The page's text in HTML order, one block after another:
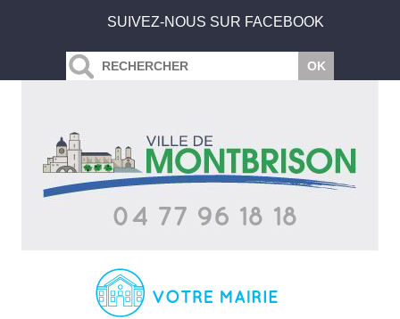
SUIVEZ-NOUS SUR FACEBOOK